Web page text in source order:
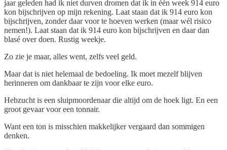
jaar geleden had ik niet durven dromen dat ik in één week 914 euro
kon bijschrijven op mijn rekening. Laat staan dat ik 914 euro kon
bijschrijven, zonder daar voor te hoeven werken (maar wél risico
nemen!). Laat staan dat ik 914 euro kon bijschrijven en daar dan
blasé over doen. Rustig weekje.
Zo zie je maar, alles went, zelfs veel geld.
Maar dat is niet helemaal de bedoeling. Ik moet mezelf blijven
herinneren om dankbaar te zijn voor elke euro.
Hebzucht is een sluipmoordenaar die altijd om de hoek ligt. En een
groot gevaar voor een tonnair.
Want een ton is misschien makkelijker vergaard dan sommigen
denken.